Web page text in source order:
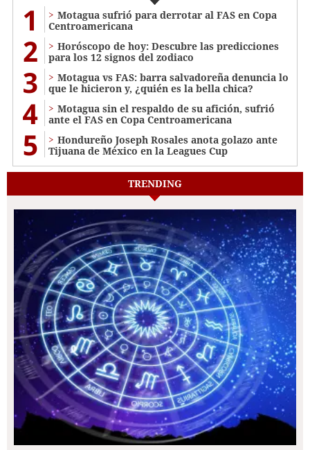
1
Motagua sufrió para derrotar al FAS en Copa
Centroamericana
2
Horóscopo de hoy: Descubre las predicciones
para los 12 signos del zodiaco
3
Motagua vs FAS: barra salvadoreña denuncia lo
que le hicieron y, ¿quién es la bella chica?
4
Motagua sin el respaldo de su afición, sufrió
ante el FAS en Copa Centroamericana
5
Hondureño Joseph Rosales anota golazo ante
Tijuana de México en la Leagues Cup
TRENDING